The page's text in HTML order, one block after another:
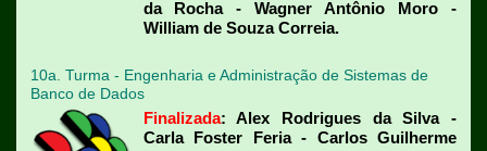
da Rocha - Wagner Antônio Moro -
William de Souza Correia.
10a. Turma - Engenharia e Administração de Sistemas de
Banco de Dados
Finalizada: Alex Rodrigues da Silva -
Carla Foster Feria - Carlos Guilherme